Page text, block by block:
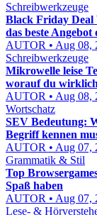
Schreibwerkzeuge
Black Friday Deal
das beste
AUTOR • Aug 08,
Schreibwerkzeuge
Mikrowelle leise
worauf du
AUTOR • Aug 08,
Wortschatz
SEV Bedeutung:
Begriff kennen
AUTOR • Aug 07,
Grammatik & Stil
Top
Spaß haben
AUTOR • Aug 07,
Lese- &